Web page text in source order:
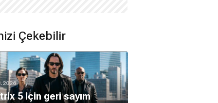
Çekebilir
5 için geri sayım